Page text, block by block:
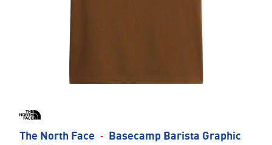
The North Face ·
Basecamp Barista Graphic